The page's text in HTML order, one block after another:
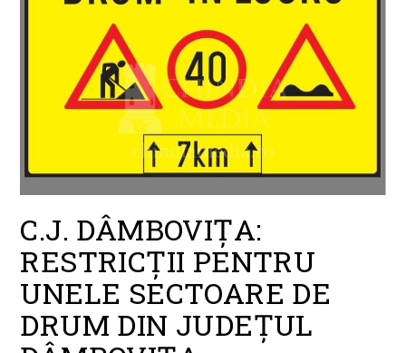
C.J. DÂMBOVIȚA:
RESTRICȚII PENTRU
UNELE SECTOARE DE
DRUM DIN JUDEȚUL